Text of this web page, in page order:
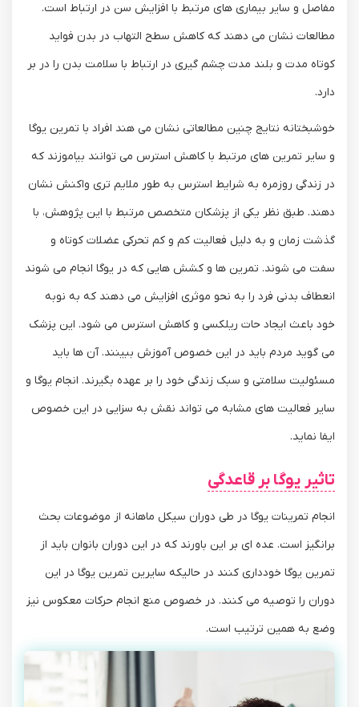
مفاصل و سایر بیماری های مرتبط با افزایش سن در ارتباط است.
مطالعات نشان می دهند که کاهش سطح التهاب در بدن فواید
کوتاه مدت و بلند مدت چشم گیری در ارتباط با سلامت بدن را در بر
دارد.
خوشبختانه نتایج چنین مطالعاتی نشان می هند افراد با تمرین یوگا
و سایر تمرین های مرتبط با کاهش استرس می توانند بیاموزند که
در زندگی روزمره به شرایط استرس به طور ملایم تری واکنش نشان
دهند. طبق نظر یکی از پزشکان متخصص مرتبط با این پژوهش، با
گذشت زمان و به دلیل فعالیت کم و کم تحرکی عضلات کوتاه و
سفت می شوند. تمرین ها و کشش هایی که در یوگا انجام می شوند
انعطاف بدنی فرد را به نحو موثری افزایش می دهند که به نوبه
خود باعث ایجاد حات ریلکسی و کاهش استرس می شود. این پزشک
می گوید مردم باید در این خصوص آموزش ببینند. آن ها باید
مسئولیت سلامتی و سبک زندگی خود را بر عهده بگیرند. انجام یوگا و
سایر فعالیت های مشابه می تواند نقش به سزایی در این خصوص
ایفا نماید.
تاثیر یوگا بر قاعدگی
انجام تمرینات یوگا در طی دوران سیکل ماهانه از موضوعات بحث
برانگیز است. عده ای بر این باورند که در این دوران بانوان باید از
تمرین یوگا خودداری کنند در حالیکه سایرین تمرین یوگا در این
دوران را توصیه می کنند. در خصوص منع انجام حرکات معکوس نیز
وضع به همین ترتیب است.